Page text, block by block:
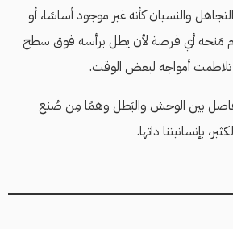
والنسيان كأنه غير موجود أساسًا، أو
مَنحه أي فرصة لأن يطل برأسه فوق سطح
تلاطمت أمواجه لبعض الوقت.
بين الوحش والبَطل وهمًا مِن صُنع
بإنسانيتنا ذاتها.